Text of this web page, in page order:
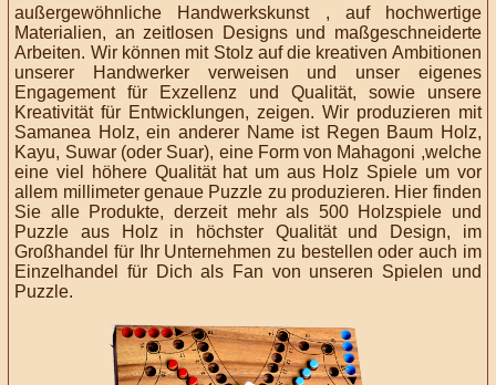
außergewöhnliche Handwerkskunst , auf hochwertige
Materialien, an zeitlosen Designs und maßgeschneiderte
Arbeiten. Wir können mit Stolz auf die kreativen Ambitionen
unserer Handwerker verweisen und unser eigenes
Engagement für Exzellenz und Qualität, sowie unsere
Kreativität für Entwicklungen, zeigen. Wir produzieren mit
Samanea Holz, ein anderer Name ist Regen Baum Holz,
Kayu, Suwar (oder Suar), eine Form von Mahagoni ,welche
eine viel höhere Qualität hat um aus Holz Spiele um vor
allem millimeter genaue Puzzle zu produzieren. Hier finden
Sie alle Produkte, derzeit mehr als 500 Holzspiele und
Puzzle aus Holz in höchster Qualität und Design, im
Großhandel für Ihr Unternehmen zu bestellen oder auch im
Einzelhandel für Dich als Fan von unseren Spielen und
Puzzle.